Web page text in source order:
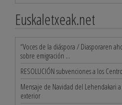
Euskaletxeak.net
“Voces de la diáspora / Diasporaren
sobre emigración ...
RESOLUCIÓN subvenciones a los
Mensaje de Navidad del Lehendakari
exterior